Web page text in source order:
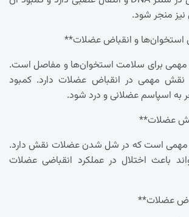
نیز منجر شود.
و انقباض عضلات**
مهمی برای سلامت استخوان‌ها و مفاصل است.
نقش مهمی در انقباض عضلات دارد. کمبود
به اسپاسم عضلانی و درد شود.
عضلات**
مهمی است که در شل شدن عضلات نقش دارد.
باعث اختلال در عملکرد انقباضی عضلات
عضلات**